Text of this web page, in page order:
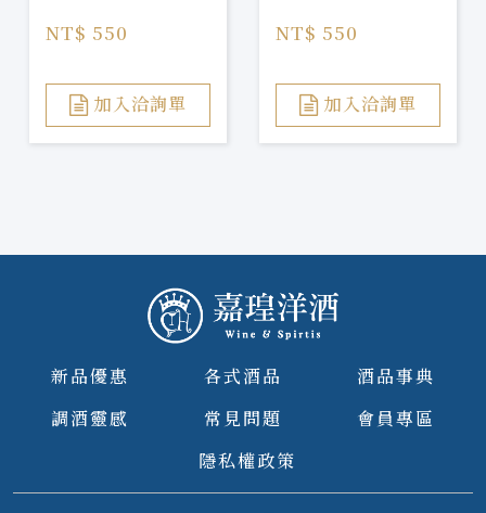
NT$ 550
加入洽詢單
NT$ 550
加入洽詢單
新品優惠 各式酒品
酒品事典
調酒靈感
常見問題
會員專區
隱私權政策